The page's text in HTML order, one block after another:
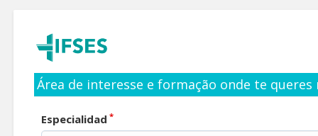
Área de interesse e formação onde te
Especialidad *